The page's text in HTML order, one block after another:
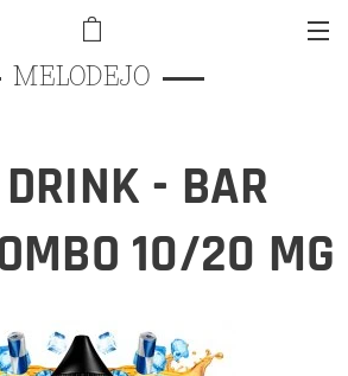
MELODEJO
- BAR
10/20 MG